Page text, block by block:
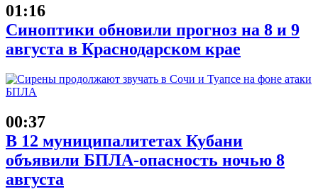
01:16
Синоптики обновили прогноз на 8 и 9
августа в Краснодарском крае
00:37
В 12 муниципалитетах Кубани
объявили БПЛА-опасность ночью 8
августа